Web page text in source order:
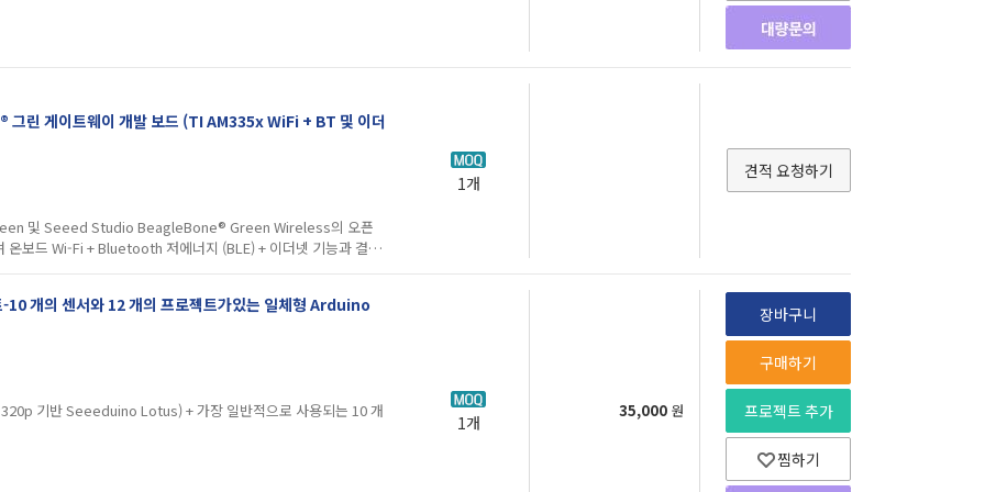
게이트웨이 개발 보드 (TI AM335x WiFi + BT 및 이더
및 Seeed Studio BeagleBone® Green Wireless의 오픈
온보드 Wi-Fi + Bluetooth 저에너지 (BLE) + 이더넷 기능과 결합
1개
견적 요청하기
개의 센서와 12 개의 프로젝트가있는 일체형 Arduino
기반 Seeeduino Lotus) + 가장 일반적으로 사용되는 10 개
1개
35,000 원
장바구니
구매하기
프로젝트 추가
찜하기